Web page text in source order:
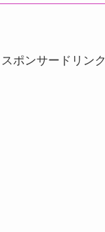
スポンサードリンク